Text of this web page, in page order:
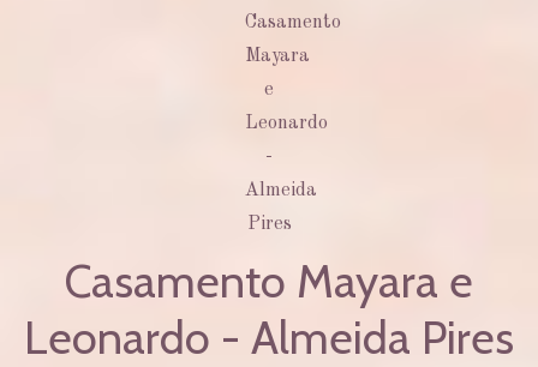
Casamento Mayara e
Leonardo - Almeida Pires